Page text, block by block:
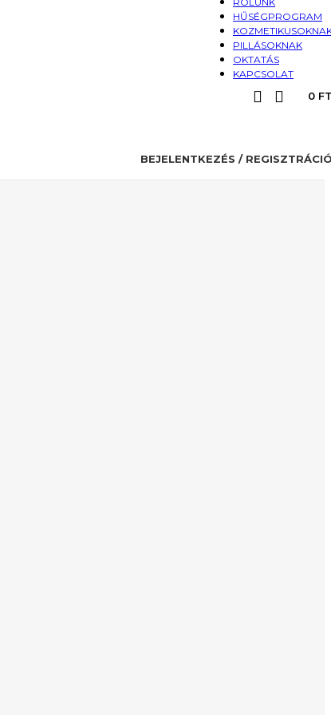
HŰSÉGPROGRAM
PILLÁSOKNAK
OKTATÁS
KAPCSOLAT
0
BEJELENTKEZÉS /